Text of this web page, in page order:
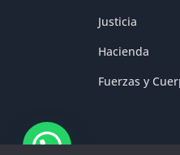
Justicia
Hacienda
Fuerzas y